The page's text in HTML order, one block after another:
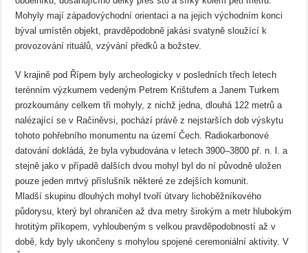
Mohyly mají západovýchodní orientaci a na jejich východním konci
býval umístěn objekt, pravděpodobně jakási svatyně sloužící k
provozování rituálů, vzývání předků a božstev.
V krajině pod Řípem byly archeologicky v posledních třech letech
terénním výzkumem vedeným Petrem Krištufem a Janem Turkem
prozkoumány celkem tři mohyly, z nichž jedna, dlouhá 122 metrů a
nalézající se v Račiněvsi, pochází právě z nejstarších dob výskytu
tohoto pohřebního monumentu na území Čech. Radiokarbonové
datování dokládá, že byla vybudována v letech 3900–3800 př. n. l. a
stejně jako v případě dalších dvou mohyl byl do ní původně uložen
pouze jeden mrtvý příslušník některé ze zdejších komunit.
Mladší skupinu dlouhých mohyl tvoří útvary lichoběžníkového
půdorysu, který byl ohraničen až dva metry širokým a metr hlubokým
hrotitým příkopem, vyhloubeným s velkou pravděpodobností až v
době, kdy byly ukončeny s mohylou spojené ceremoniální aktivity. V